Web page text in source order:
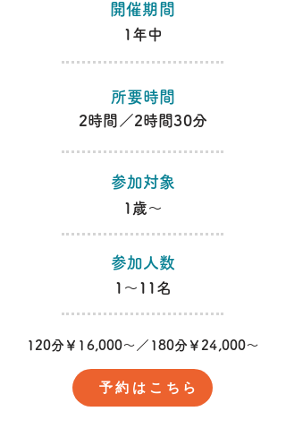
​開催期間
1年中
​所要時間
​2時間／2時間30分
​参加対象
​1歳～
​参加人数
​1～11名
​120分￥16,000～／180分￥24,000～
予約はこちら